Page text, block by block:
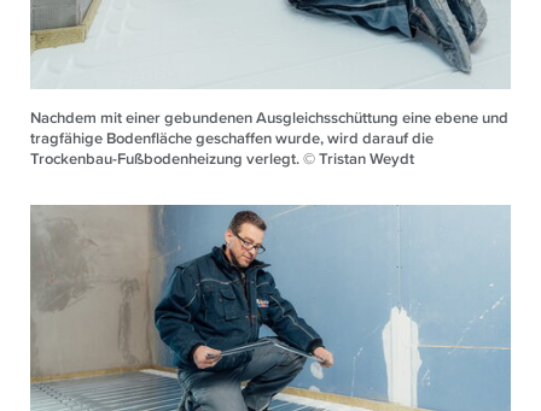
Nachdem mit einer gebundenen Ausgleichsschüttung eine ebene und
tragfähige Bodenfläche geschaffen wurde, wird darauf die
Trockenbau-Fußbodenheizung verlegt. © Tristan Weydt